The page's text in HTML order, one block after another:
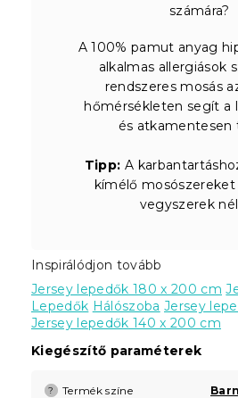
számára?
A 100% pamut anyag
alkalmas allergiások
rendszeres mosás
hőmérsékleten segít a
és atkamentesen
Tipp: A
kímélő mosószereket
vegyszerek
Inspirálódjon tovább
Jersey lepedők 180 x 200 cm
Lepedők Hálószoba Jersey
Jersey lepedők 140 x 200 cm
Kiegészítő paraméterek
? Termék színe